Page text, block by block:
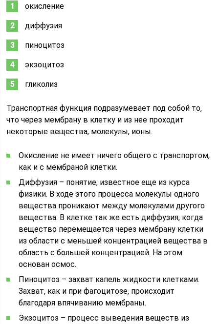
окисление
диффузия
пиноцитоз
экзоцитоз
гликолиз
Транспортная функция подразумевает под собой то,
что через мембрану в клетку и из нее проходит
некоторые вещества, молекулы, ионы.
Окисление не имеет ничего общего с транспортом,
как и с мембраной клетки.
Диффузия – понятие, известное еще из курса
физики. В ходе этого процесса молекулы одного
вещества проникают между молекулами другого
вещества. В клетке так же есть диффузия, когда
вещество перемещается через мембрану клетки
из области с меньшей концентрацией вещества в
область с большей концентрацией. На этом
основан осмос.
Пиноцитоз – захват капель жидкости клетками.
Захват, как и при фагоцитозе, происходит
благодаря впячиванию мембраны.
Экзоцитоз – процесс выведения веществ из